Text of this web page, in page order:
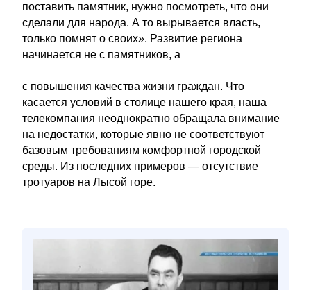
поставить памятник, нужно посмотреть, что они
сделали для народа. А то вырывается власть,
только помнят о своих». Развитие региона
начинается не с памятников, а
с повышения качества жизни граждан. Что
касается условий в столице нашего края, наша
телекомпания неоднократно обращала внимание
на недостатки, которые явно не соответствуют
базовым требованиям комфортной городской
среды. Из последних примеров — отсутствие
тротуаров на Лысой горе.